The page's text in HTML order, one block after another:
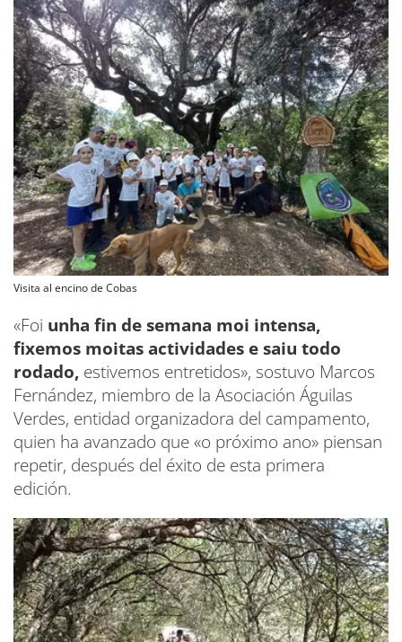
Visita al encino de Cobas
«Foi unha fin de semana moi intensa,
fixemos moitas actividades e saiu todo
rodado, estivemos entretidos», sostuvo Marcos
Fernández, miembro de la Asociación Águilas
Verdes, entidad organizadora del campamento,
quien ha avanzado que «o próximo ano» piensan
repetir, después del éxito de esta primera
edición.